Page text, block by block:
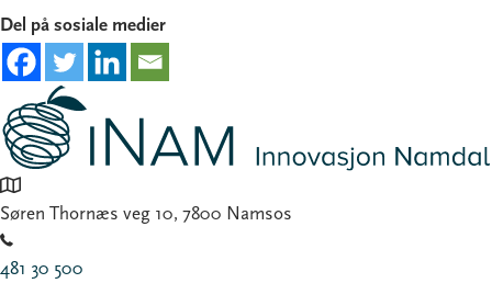
Del på sosiale medier
Søren Thornæs veg 10, 7800 Namsos
481 30 500